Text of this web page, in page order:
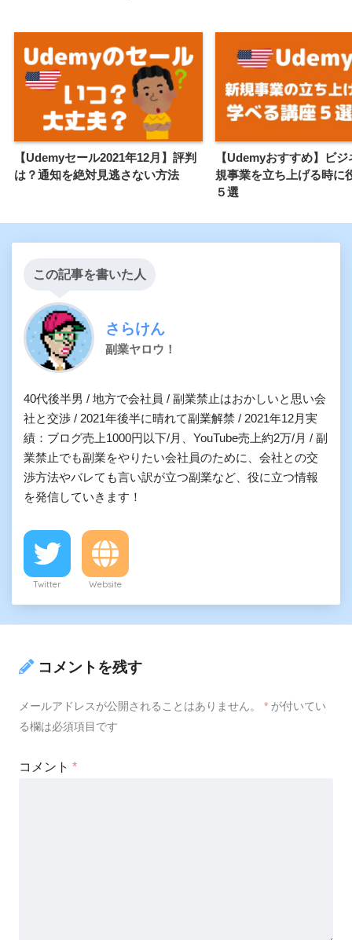
【Udemyセール2021年12月】評判
は？通知を絶対見逃さない方法
【Udemyおすすめ】ビ
規事業を立ち上げる時に
５選
この記事を書いた人
さらけん
副業ヤロウ！
40代後半男 / 地方で会社員 / 副業禁止はおかしいと思い会
社と交渉 / 2021年後半に晴れて副業解禁 / 2021年12月実
績：ブログ売上1000円以下/月、YouTube売上約2万/月 / 副
業禁止でも副業をやりたい会社員のために、会社との交
渉方法やバレても言い訳が立つ副業など、役に立つ情報
を発信していきます！
Twitter Website
コメントを残す
メールアドレスが公開されることはありません。 * が付いてい
る欄は必須項目です
コメント *